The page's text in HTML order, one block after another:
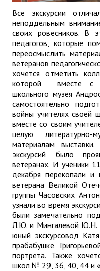
Все экскурсии
неподдельным
своих ровесников. В
педагогов, которые
переосмыслить
ветеранов
хочется отметить
которой вместе с
школьного музея
самостоятельно
войны учителях
вместе со своим
целую литературно-
материалам
экскурсий было
ветеранах. И ученики
декабря перекопали и
ветерана Великой
группы Часовских
узнали во время
были замечательно
Л.Ю. и Мингалевой Ю.Н.
юный экскурсовод
прабабушке
портрета. Также
школ № 29, 36, 40, 44 и